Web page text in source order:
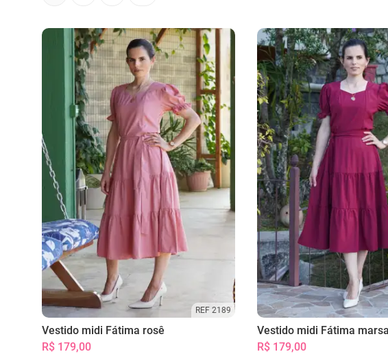
REF 2189
Vestido midi Fátima rosê
R$ 179,00
Vestido midi Fátima
R$ 179,00